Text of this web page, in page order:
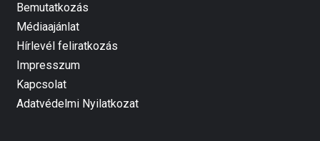
Bemutatkozás
Médiaajánlat
Hírlevél feliratkozás
Impresszum
Kapcsolat
Adatvédelmi Nyilatkozat